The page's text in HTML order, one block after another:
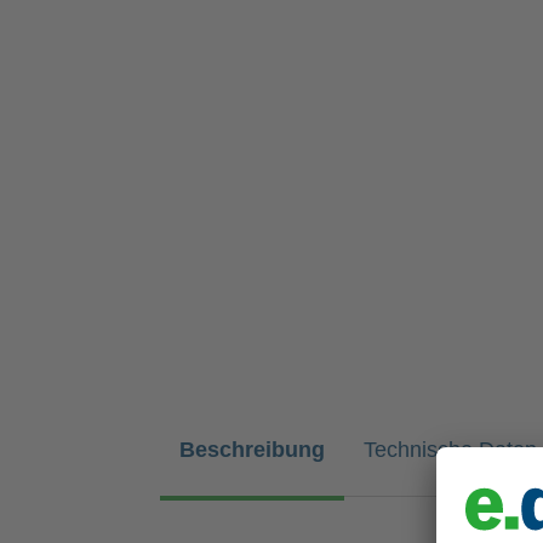
Beschreibung Technische Daten